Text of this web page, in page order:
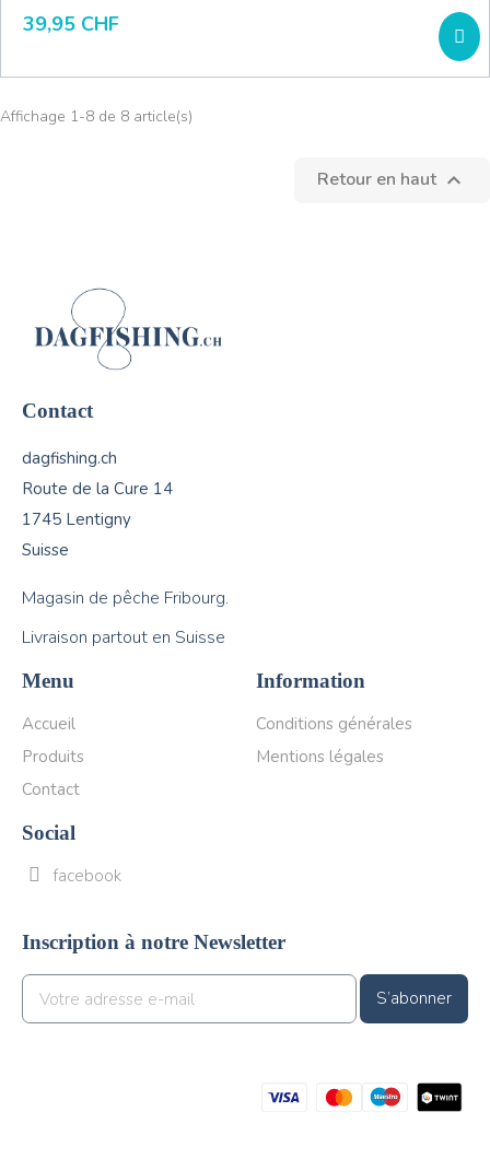
39,95 CHF
Affichage 1-8 de 8 article(s)
Retour en haut 
Contact
dagfishing.ch
Route de la Cure 14
1745 Lentigny
Suisse
Magasin de pêche Fribourg.
Livraison partout en Suisse
Menu
Accueil
Produits
Contact
Information
Conditions générales
Mentions légales
Social
facebook
Inscription à notre Newsletter
S’abonner